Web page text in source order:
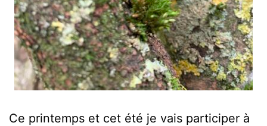
Ce printemps et cet été je vais participer à